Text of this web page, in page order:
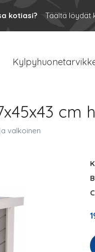
kotiasi? Täältä löydät
valkoinen